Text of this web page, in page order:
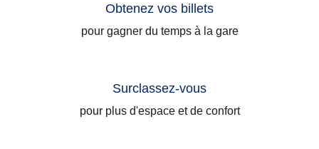
Obtenez vos billets
pour gagner du temps à la gare
Surclassez-vous
pour plus d'espace et de confort